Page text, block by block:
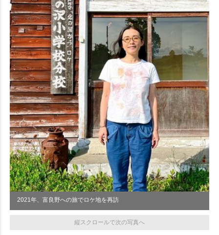
2021年、富良野への旅でロケ地を再訪
縦スクロールで次の写真へ